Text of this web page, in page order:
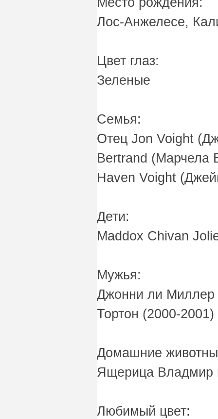
Лос-Анжелесе,
Цвет глаз:
Зеленые
Семья:
Отец Jon Voight
Bertrand (Марчела
Haven Voight
Дети:
Maddox Chivan
Мужья:
Джонни ли Миллер
Тортон (2000-2001)
Домашние
Ящерица Владмир
Любимый цвет: